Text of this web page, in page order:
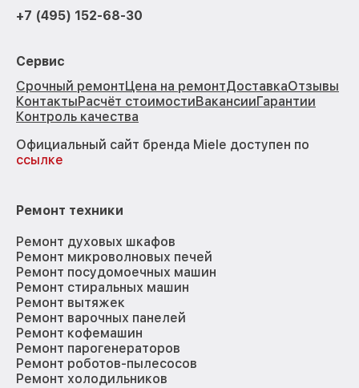
+7 (495) 152-68-30
Сервис
Срочный ремонтЦена на ремонтДоставкаОтзывы
КонтактыРасчёт стоимостиВакансииГарантии
Контроль качества
Официальный сайт бренда Miele доступен по
ссылке
Ремонт техники
Ремонт духовых шкафов
Ремонт микроволновых печей
Ремонт посудомоечных машин
Ремонт стиральных машин
Ремонт вытяжек
Ремонт варочных панелей
Ремонт кофемашин
Ремонт парогенераторов
Ремонт роботов-пылесосов
Ремонт холодильников